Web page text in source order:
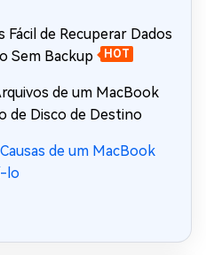
Fácil de Recuperar Dados
Sem Backup
HOT
de um MacBook
de Disco de Destino
de um MacBook
lo